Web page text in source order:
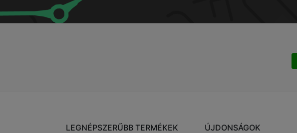
LEGNÉPSZERŰBB TERMÉKEK ÚJDONSÁGOK